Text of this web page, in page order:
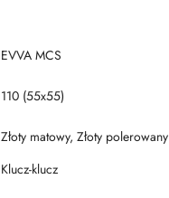
EVVA MCS
110 (55x55)
Złoty matowy, Złoty polerowany
Klucz-klucz